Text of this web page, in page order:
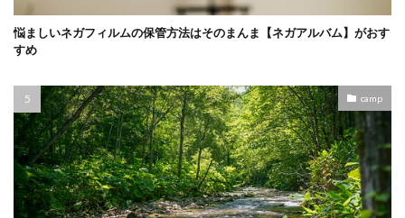
悩ましいネガフィルムの保管方法はそのまんま【ネガアルバム】がおす
すめ
camp